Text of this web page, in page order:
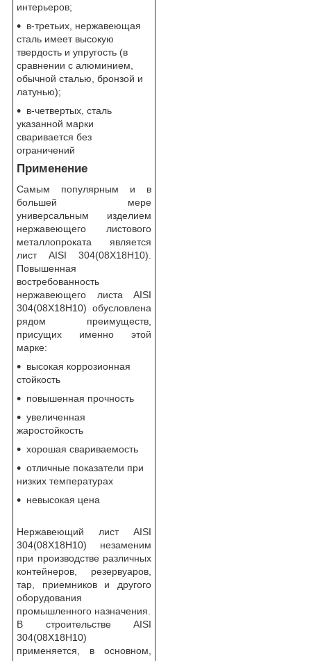
интерьеров;
в-третьих, нержавеющая
сталь имеет высокую
твердость и упругость (в
сравнении с алюминием,
обычной сталью, бронзой и
латунью);
в-четвертых, сталь
указанной марки
сваривается без
ограничений
Применение
Самым популярным и в
большей мере
универсальным изделием
нержавеющего листового
металлопроката является
лист AISI 304(08Х18Н10).
Повышенная
востребованность
нержавеющего листа AISI
304(08Х18Н10) обусловлена
рядом преимуществ,
присущих именно этой
марке:
высокая коррозионная
стойкость
повышенная прочность
увеличенная
жаростойкость
хорошая свариваемость
отличные показатели при
низких температурах
невысокая цена
Нержавеющий лист AISI
304(08Х18Н10) незаменим
при производстве различных
контейнеров, резервуаров,
тар, приемников и другого
оборудования
промышленного назначения.
В строительстве AISI
304(08Х18Н10)
применяется, в основном,